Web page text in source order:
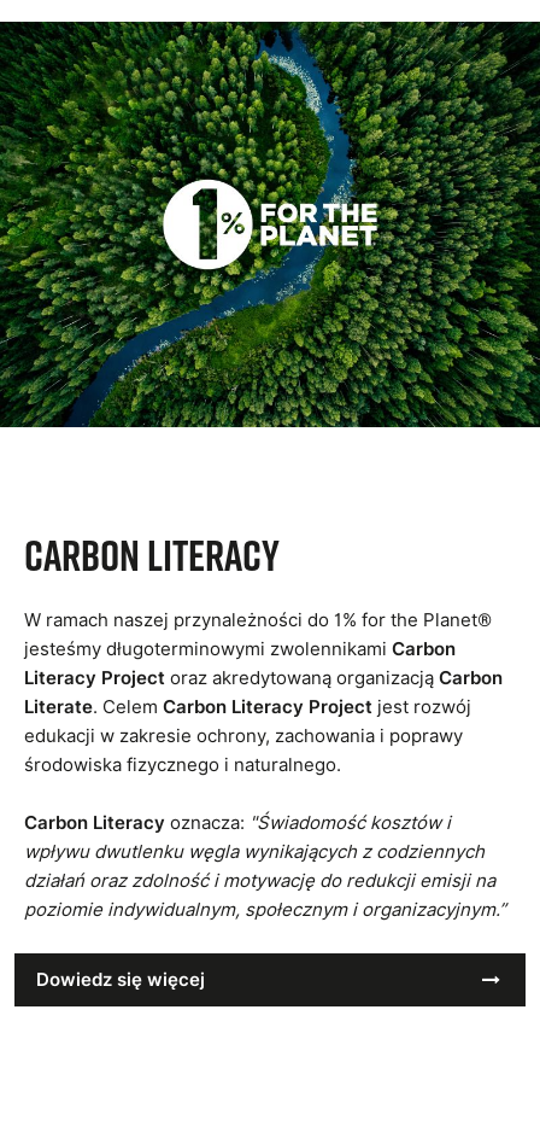
CARBON LITERACY
W ramach naszej przynależności do 1% for the Planet®
jesteśmy długoterminowymi zwolennikami Carbon
Literacy Project oraz akredytowaną organizacją Carbon
Literate. Celem Carbon Literacy Project jest rozwój
edukacji w zakresie ochrony, zachowania i poprawy
środowiska fizycznego i naturalnego.
Carbon Literacy oznacza: "Świadomość kosztów i
wpływu dwutlenku węgla wynikających z codziennych
działań oraz zdolność i motywację do redukcji emisji na
poziomie indywidualnym, społecznym i organizacyjnym.”
Dowiedz się więcej